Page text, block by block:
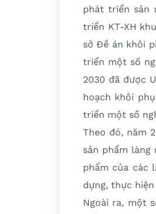
phát triển sản
triển KT-XH
sở Đề án khôi
triển một số
2030 đã được
hoạch khôi
triển một số
Theo đó, năm
sản phẩm làng
phẩm của các
dựng, thực
Ngoài ra, một